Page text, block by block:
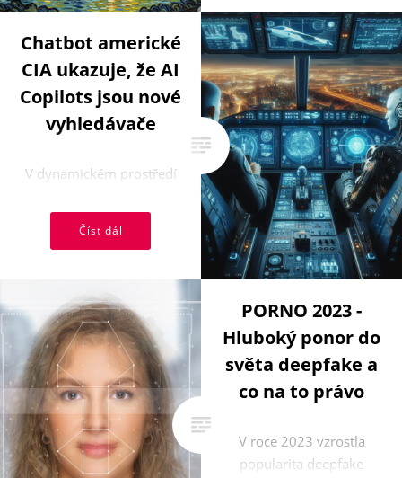
Chatbot americké
CIA ukazuje, že AI
Copilots jsou nové
vyhledávače
V dynamickém prostředí
světa se stále častěji
setkáváme s přelomovými
Číst dál
PORNO 2023 -
Hluboký ponor do
světa deepfake a
co na to právo
V roce 2023 vzrostla
popularita deepfake